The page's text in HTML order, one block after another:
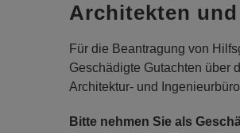
Architekten
Für die Beantragung von
Geschädigte Gutachten über
Architektur- und
Bitte nehmen Sie als